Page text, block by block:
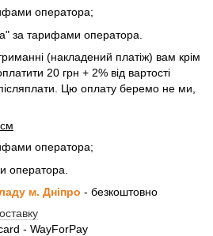
оператора;
за тарифами оператора.
(накладений платіж) вам крім
20 грн + 2% від вартості
Цю оплату беремо не ми,
оператора;
оператора.
м. Дніпро - безкоштовно
- WayForPay